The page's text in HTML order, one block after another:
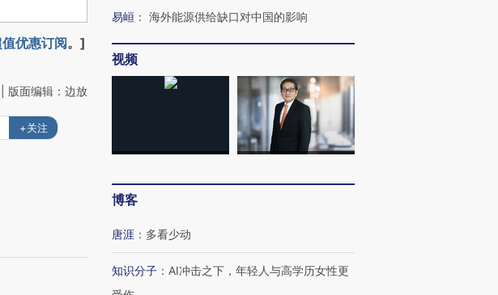
优惠订阅。]
版面编辑：边放
+关注
易峘 ： 海外能源供给缺口对中国的影响
视频
博客
唐涯 ： 多看少动
知识分子 ： AI冲击之下，年轻人与高学历女性更